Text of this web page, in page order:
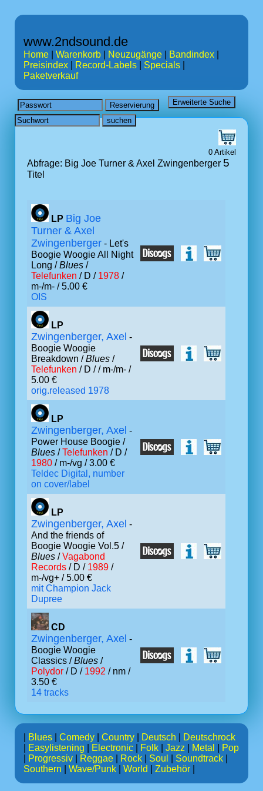
www.2ndsound.de
Home Warenkorb Neuzugänge Bandindex
Preisindex
Record-Labels Specials
Paketverkauf
0 Artikel
Abfrage: Big Joe Turner & Axel Zwingenberger 5
Titel
LP Big Joe
Turner & Axel
Zwingenberger - Let's
Boogie Woogie All Night
Long /Blues /
Telefunken / D / 1978 /
m-/m- / 5.00 €
OIS
LP
Zwingenberger, Axel -
Boogie Woogie
Breakdown /Blues /
Telefunken / D // m-/m- /
5.00 €
orig.released 1978
LP
Zwingenberger, Axel -
Power House Boogie /
Blues /Telefunken / D /
1980 / m-/vg / 3.00 €
Teldec Digital, number
on cover/label
LP
Zwingenberger, Axel -
And the friends of
Boogie Woogie Vol.5 /
Blues /Vagabond
Records / D / 1989 /
m-/vg+ / 5.00 €
mit Champion Jack
Dupree
CD
Zwingenberger, Axel -
Boogie Woogie
Classics /Blues /
Polydor / D / 1992 / nm /
3.50 €
14 tracks
Blues Comedy Country Deutsch
Deutschrock
Easylistening Electronic Folk Jazz Metal
Pop
Progressiv Reggae Rock Soul Soundtrack
Southern
Wave/Punk World Zubehör